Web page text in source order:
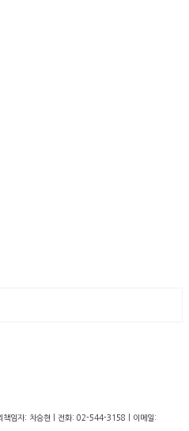
책임자: 차승현 | 전화: 02-544-3158 | 이메일: